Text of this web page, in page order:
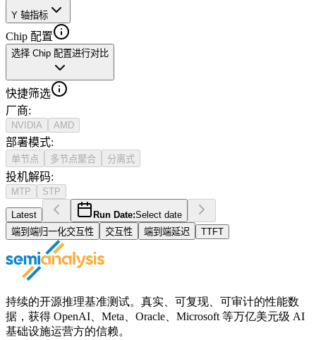
Y 轴指标
Chip 配置
选择 Chip 配置进行对比
快捷筛选
厂商:
NVIDIA AMD
部署模式:
单节点 多节点聚合 分离式
投机解码:
MTP STP
Latest Run Date:Select date
端到端归一化交互性
交互性 端到端延迟 TTFT
持续的开源推理基准测试。真实、可复现、可审计的性能数
据，获得 OpenAI、Meta、Oracle、Microsoft 等万亿美元级 AI
基础设施运营方的信赖。